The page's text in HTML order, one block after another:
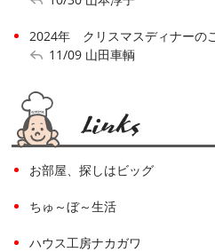
2024年 クリスマスディナーの
11/09 山田車輌
お部屋、探しはビッグ
ちゅ～ぼ～生活
ハウス工房ナカガワ